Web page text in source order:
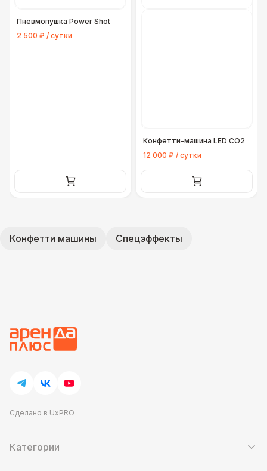
Пневмопушка Power Shot
2 500 ₽ / сутки
Конфетти-машина LED CO2
12 000 ₽ / сутки
Конфетти машины Спецэффекты
Сделано в UxPRO
Категории